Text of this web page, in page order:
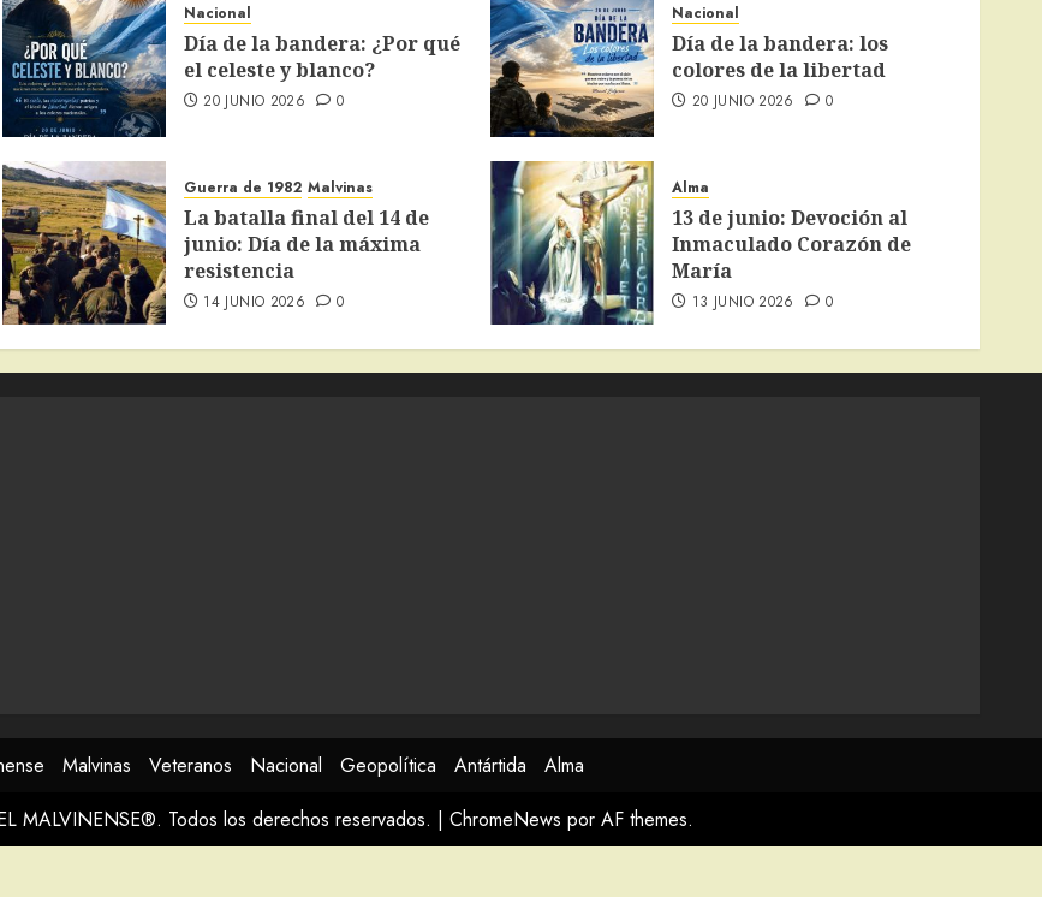
Nacional
Día de la bandera: ¿Por qué
el celeste y blanco?
20 JUNIO 2026 0
Nacional
Día de la bandera: los
colores de la libertad
20 JUNIO 2026 0
Guerra de 1982 Malvinas
La batalla final del 14 de
junio: Día de la máxima
resistencia
14 JUNIO 2026 0
Alma
13 de junio: Devoción al
Inmaculado Corazón de
María
13 JUNIO 2026 0
Malvinas Veteranos Nacional Geopolítica Antártida
Alma
MALVINENSE®. Todos los derechos reservados. | ChromeNews por AF themes.